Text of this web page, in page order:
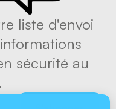
liste d'envoi
sécurité au